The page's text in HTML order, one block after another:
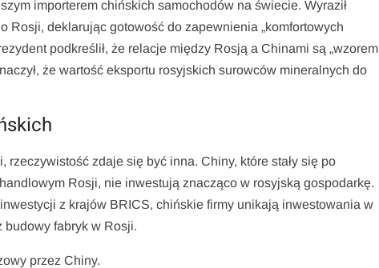
importerem chińskich samochodów na świecie. Wyraził
Rosji, deklarując gotowość do zapewnienia „komfortowych
podkreślił, że relacje między Rosją a Chinami są „wzorem
że wartość eksportu rosyjskich surowców mineralnych do
zdaje się być inna. Chiny, które stały się po
Rosji, nie inwestują znacząco w rosyjską gospodarkę.
z krajów BRICS, chińskie firmy unikają inwestowania w
budowy fabryk w Rosji.
przez Chiny.